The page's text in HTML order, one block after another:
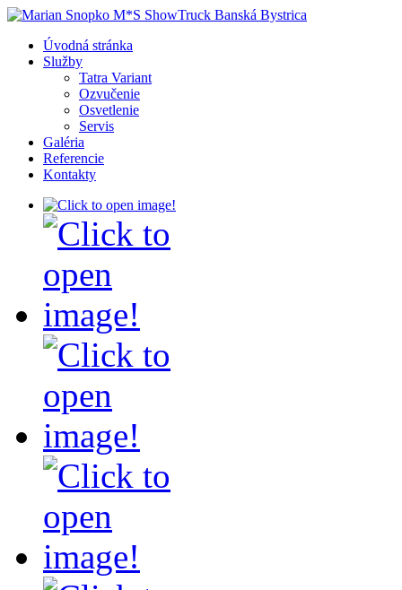
Úvodná stránka
Služby
Tatra Variant
Ozvučenie
Osvetlenie
Servis
Galéria
Referencie
Kontakty